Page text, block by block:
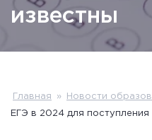
известны
Главная » Новости
ЕГЭ в 2024 для